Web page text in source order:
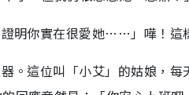
明你實在很愛她……」嘩！這
。這位叫「小艾」的姑娘，